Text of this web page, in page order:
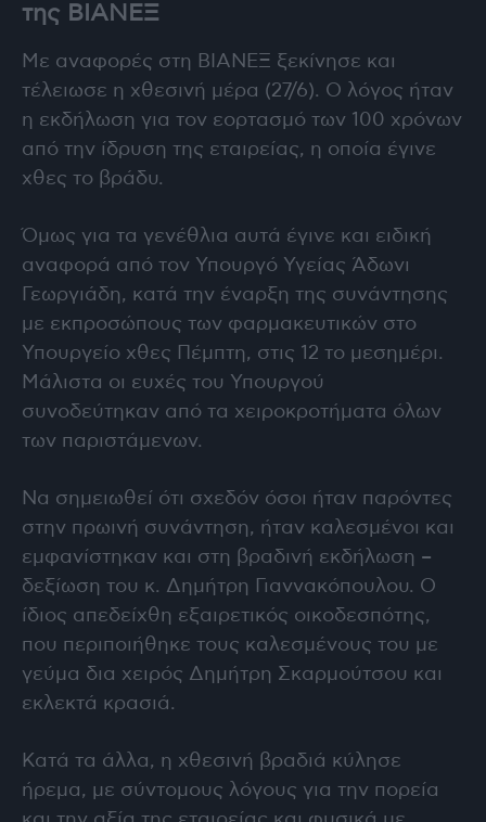
της ΒΙΑΝΕΞ
Με αναφορές στη ΒΙΑΝΕΞ ξεκίνησε και
τέλειωσε η χθεσινή μέρα (27/6). Ο λόγος ήταν
η εκδήλωση για τον εορτασμό των 100 χρόνων
από την ίδρυση της εταιρείας, η οποία έγινε
χθες το βράδυ.
Όμως για τα γενέθλια αυτά έγινε και ειδική
αναφορά από τον Υπουργό Υγείας Άδωνι
Γεωργιάδη, κατά την έναρξη της συνάντησης
με εκπροσώπους των φαρμακευτικών στο
Υπουργείο χθες Πέμπτη, στις 12 το μεσημέρι.
Μάλιστα οι ευχές του Υπουργού
συνοδεύτηκαν από τα χειροκροτήματα όλων
των παριστάμενων.
Να σημειωθεί ότι σχεδόν όσοι ήταν παρόντες
στην πρωινή συνάντηση, ήταν καλεσμένοι και
εμφανίστηκαν και στη βραδινή εκδήλωση –
δεξίωση του κ. Δημήτρη Γιαννακόπουλου. Ο
ίδιος απεδείχθη εξαιρετικός οικοδεσπότης,
που περιποιήθηκε τους καλεσμένους του με
γεύμα δια χειρός Δημήτρη Σκαρμούτσου και
εκλεκτά κρασιά.
Κατά τα άλλα, η χθεσινή βραδιά κύλησε
ήρεμα, με σύντομους λόγους για την πορεία